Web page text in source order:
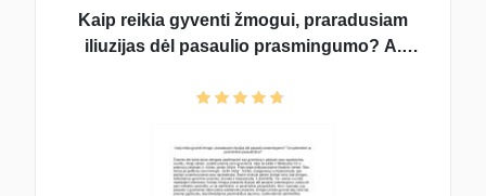
Kaip reikia gyventi žmogui, praradusiam
iliuzijas dėl pasaulio prasmingumo? A.